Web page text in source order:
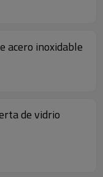
acero inoxidable
de vidrio